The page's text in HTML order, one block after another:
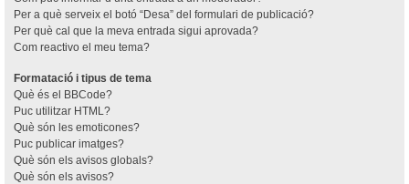
Per a què serveix el botó “Desa” del formulari de publicació?
Per què cal que la meva entrada sigui aprovada?
Com reactivo el meu tema?
Formatació i tipus de tema
Què és el BBCode?
Puc utilitzar HTML?
Què són les emoticones?
Puc publicar imatges?
Què són els avisos globals?
Què són els avisos?